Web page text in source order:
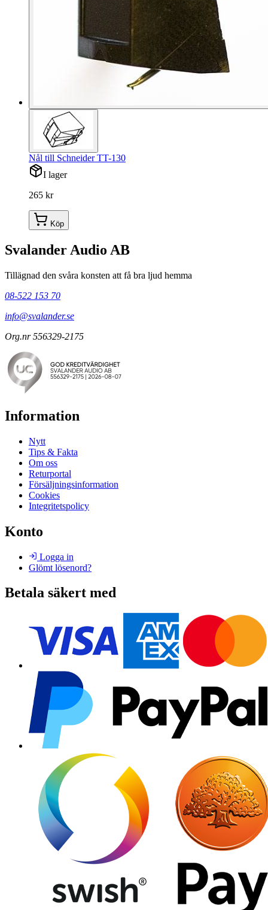
Nål till Schneider TT-130
I lager
265 kr
Köp
Svalander Audio AB
Tillägnad den svåra konsten att få bra ljud hemma
08-522 153 70
info@svalander.se
Org.nr 556329-2175
Information
Nytt
Tips & Fakta
Om oss
Returportal
Försäljningsinformation
Cookies
Integritetspolicy
Konto
Logga in
Glömt lösenord?
Betala säkert med